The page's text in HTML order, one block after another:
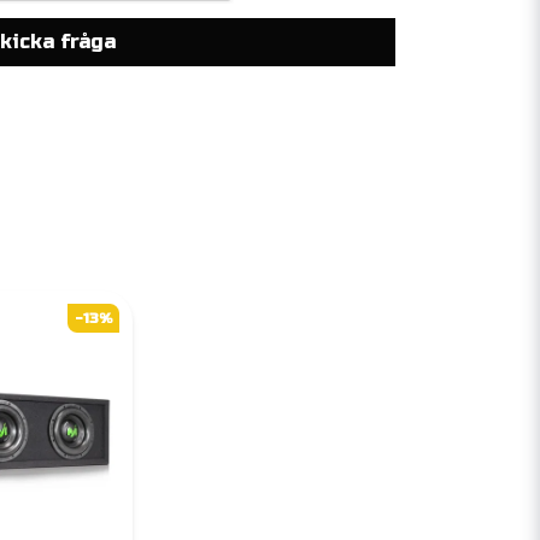
fråga
-13%